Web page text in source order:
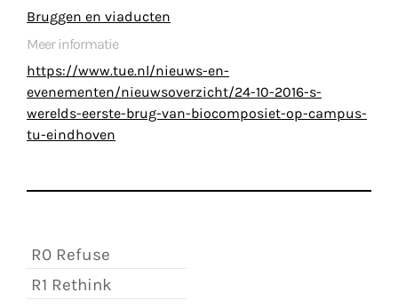
Bruggen en viaducten
Meer informatie
https://www.tue.nl/nieuws-en-
evenementen/nieuwsoverzicht/24-10-2016-s-
werelds-eerste-brug-van-biocomposiet-op-campus-
tu-eindhoven
R0 Refuse
R1 Rethink